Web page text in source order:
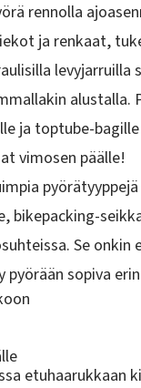
rennolla
ja renkaat,
levyjarruilla
ja toptube-
vimosen päälle!
bikepacking-
Se
sopiva
etuhaarukkaan